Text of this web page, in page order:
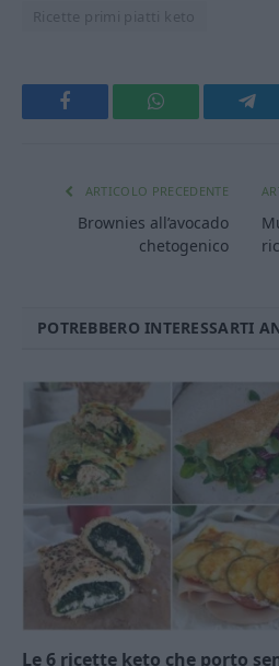
Ricette primi piatti keto
Facebook WhatsApp
ARTICOLO PRECEDENTE
Brownies all’avocado
chetogenico
POTREBBERO INTERESSARTI
Le 6 ricette keto che porto